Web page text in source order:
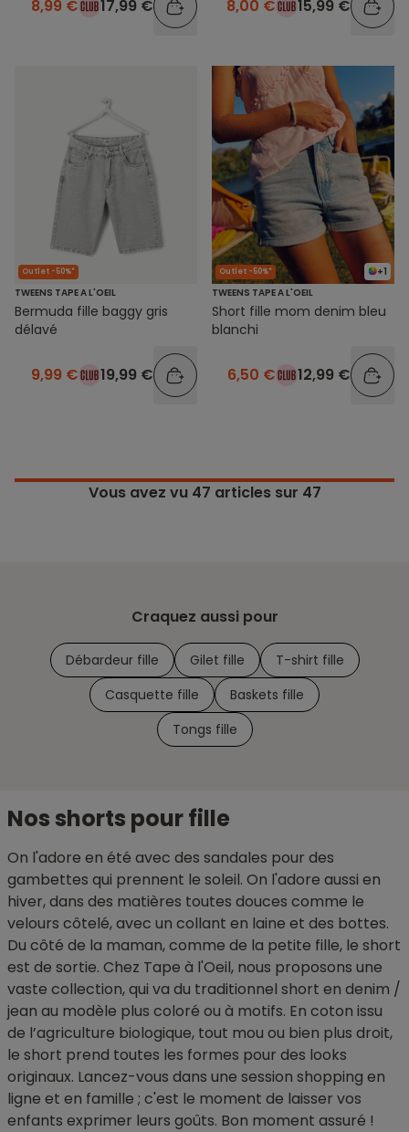
8,99 € 17,99 € 8,00 € 15,99 €
Outlet -50%*
TWEENS TAPE A L'OEIL
Bermuda fille baggy gris
délavé
9,99 € 19,99 €
+1
Outlet -50%*
TWEENS TAPE A L'OEIL
Short fille mom denim bleu
blanchi
6,50 € 12,99 €
Vous avez vu 47 articles sur 47
Craquez aussi pour
Débardeur fille Gilet fille
T-shirt fille
Casquette fille
Baskets fille
Tongs fille
Nos shorts pour fille
On l'adore en été avec des sandales pour des
gambettes qui prennent le soleil. On l'adore aussi en
hiver, dans des matières toutes douces comme le
velours côtelé, avec un collant en laine et des bottes.
Du côté de la maman, comme de la petite fille, le short
est de sortie. Chez Tape à l'Oeil, nous proposons une
vaste collection, qui va du traditionnel short en denim /
jean au modèle plus coloré ou à motifs. En coton issu
de l’agriculture biologique, tout mou ou bien plus droit,
le short prend toutes les formes pour des looks
originaux. Lancez-vous dans une session shopping en
ligne et en famille ; c'est le moment de laisser vos
enfants exprimer leurs goûts. Bon moment assuré !